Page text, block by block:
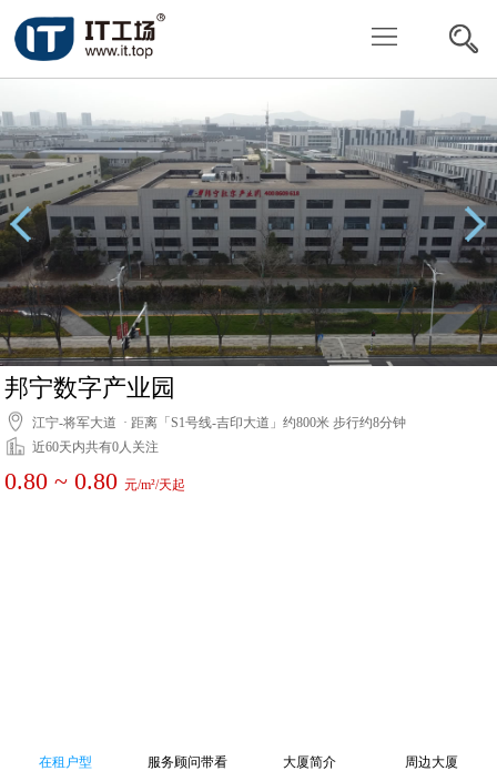
写
字
楼
共
享
办
公
委
托
找
房
投
放
房
源
关
于
我
们
联
系
我
们
邦宁数字产业园
江宁-将军大道 · 距离「S1号线-吉印大道」约800米 步行约8分钟
近60天内共有0人关注
0.80 ~ 0.80元/m²/天起
在租户型 服务顾问带看 大厦简介 周边大厦